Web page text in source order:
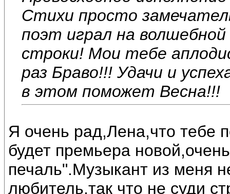
Стихи просто
поэт играл на волшебной
строки! Мои тебе
раз Браво!!! Удачи и
в этом поможет Весна!!!
Я очень рад,Лена,что тебе
будет премьера
печаль".Музыкант из меня
любитель,так что не суди